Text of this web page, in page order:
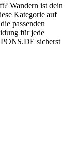
Wandern ist dein
Kategorie auf
passenden
für jede
.DE sicherst